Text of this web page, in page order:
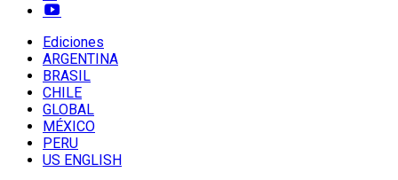
Ediciones
ARGENTINA
BRASIL
CHILE
GLOBAL
MÉXICO
PERU
US ENGLISH